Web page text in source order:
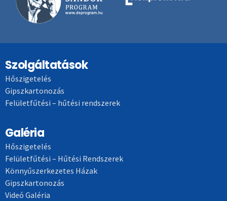
Szolgáltatások
Hőszigetelés
Gipszkartonozás
Felületfűtési – hűtési rendszerek
Galéria
Hőszigetelés
Felületfűtési – Hűtési Rendszerek
Könnyűszerkezetes Házak
Gipszkartonozás
Videó Galéria